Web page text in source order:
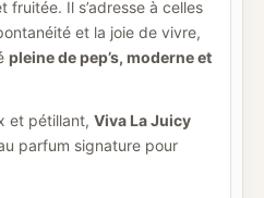
fruitée. Il s’adresse à celles
et la joie de vivre,
pleine de pep’s, moderne et
et pétillant, Viva La Juicy
parfum signature pour